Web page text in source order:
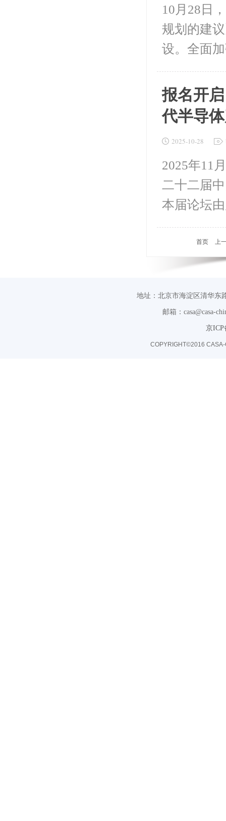
10月28日
规划的建
设。全面
报名开
代半导
2025-10-28
2025年11
二十二届
本届论坛
首页 上
地址：北京市海淀区清华东
邮箱：casa@casa-
京ICP
COPYRIGHT©2016